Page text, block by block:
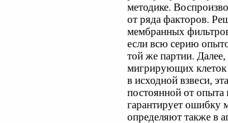
методике.
от ряда факторов.
мембранных
если всю серию
той же партии. Далее,
мигрирующих клеток
в исходной взвеси,
постоянной от опыта
гарантирует ошибку
определяют также в